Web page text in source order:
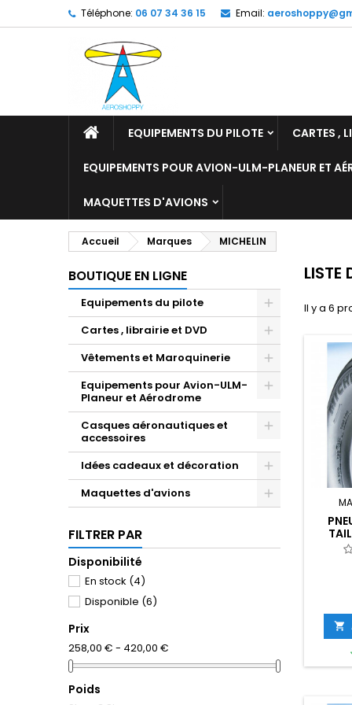
Téléphone: 06 07 34 36 15 Email:
EQUIPEMENTS DU PILOTE CARTES ,
EQUIPEMENTS POUR AVION-ULM-PLANEUR ET
MAQUETTES D'AVIONS
Accueil Marques MICHELIN
BOUTIQUE EN LIGNE
Equipements du pilote
Cartes , librairie et DVD
Vêtements et Maroquinerie
Equipements pour Avion-ULM-
Planeur et Aérodrome
Casques aéronautiques et
accessoires
Idées cadeaux et décoration
Maquettes d'avions
FILTRER PAR
Disponibilité
En stock (4)
Disponible (6)
Prix
258,00 € - 420,00 €
Poids
LISTE
Il y a 6
